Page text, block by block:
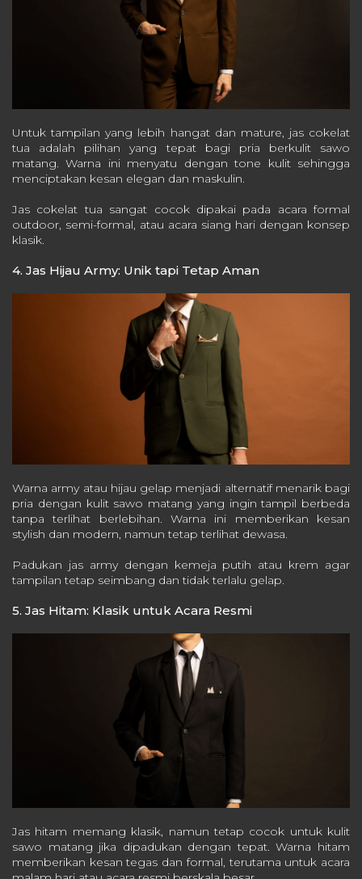
Untuk tampilan yang lebih hangat dan mature, jas cokelat
tua adalah pilihan yang tepat bagi pria berkulit sawo
matang. Warna ini menyatu dengan tone kulit sehingga
menciptakan kesan elegan dan maskulin.
Jas cokelat tua sangat cocok dipakai pada acara formal
outdoor, semi-formal, atau acara siang hari dengan konsep
klasik.
4. Jas Hijau Army: Unik tapi Tetap Aman
Warna army atau hijau gelap menjadi alternatif menarik bagi
pria dengan kulit sawo matang yang ingin tampil berbeda
tanpa terlihat berlebihan. Warna ini memberikan kesan
stylish dan modern, namun tetap terlihat dewasa.
Padukan jas army dengan kemeja putih atau krem agar
tampilan tetap seimbang dan tidak terlalu gelap.
5. Jas Hitam: Klasik untuk Acara Resmi
Jas hitam memang klasik, namun tetap cocok untuk kulit
sawo matang jika dipadukan dengan tepat. Warna hitam
memberikan kesan tegas dan formal, terutama untuk acara